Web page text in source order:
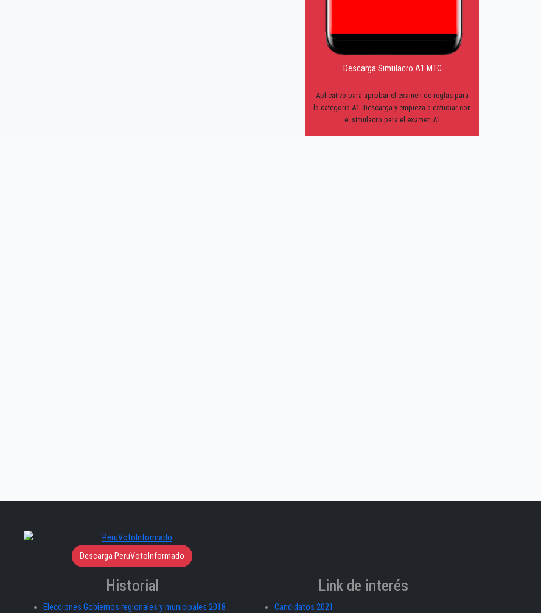
Descarga Simulacro A1 MTC
Aplicativo para aprobar el examen de reglas para
la categoria A1. Descarga y empieza a estudiar con
el simulacro para el examen A1
Descarga PeruVotoInformado
Historial
Elecciones Gobiernos regionales y municipales 2018
Link de interés
Candidatos 2021